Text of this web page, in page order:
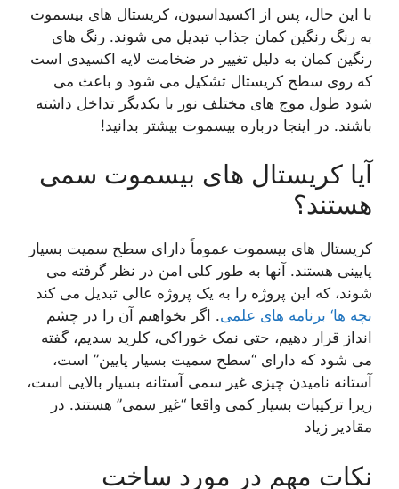
پس از اکسیداسیون، کریستال های بیسموت
کمان جذاب تبدیل می شوند. رنگ های
به دلیل تغییر در ضخامت لایه اکسیدی است
کریستال تشکیل می شود و باعث می
موج های مختلف نور با یکدیگر تداخل داشته
اینجا درباره بیسموت بیشتر بدانید!
های بیسموت سمی
های بیسموت عموماً دارای سطح سمیت بسیار
آنها به طور کلی امن در نظر گرفته می
این پروژه را به یک پروژه عالی تبدیل می کند
های علمی. اگر بخواهیم آن را در چشم
دهیم، حتی نمک خوراکی، کلرید سدیم، گفته
دارای “سطح سمیت بسیار پایین” است،
چیزی غیر سمی آستانه بسیار بالایی است،
بسیار کمی واقعا “غیر سمی” هستند. در
مهم در مورد ساخت